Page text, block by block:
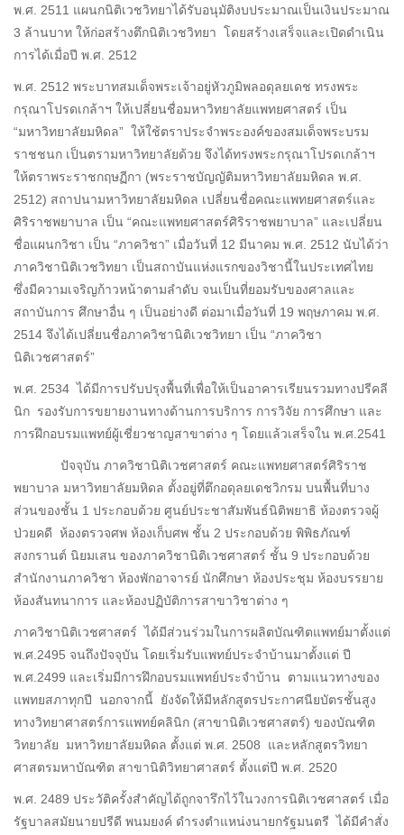
พ.ศ. 2511 แผนกนิติเวชวิทยาได้รับอนุมัติงบประมาณเป็นเงินประมาณ
3 ล้านบาท ให้ก่อสร้างตึกนิติเวชวิทยา โดยสร้างเสร็จและเปิดดำเนิน
การได้เมื่อปี พ.ศ. 2512
พ.ศ. 2512 พระบาทสมเด็จพระเจ้าอยู่หัวภูมิพลอดุลยเดช ทรงพระ
กรุณาโปรดเกล้าฯ ให้เปลี่ยนชื่อมหาวิทยาลัยแพทยศาสตร์ เป็น
“มหาวิทยาลัยมหิดล” ให้ใช้ตราประจำพระองค์ของสมเด็จพระบรม
ราชชนก เป็นตรามหาวิทยาลัยด้วย จึงได้ทรงพระกรุณาโปรดเกล้าฯ
ให้ตราพระราชกฤษฏีกา (พระราชบัญญัติมหาวิทยาลัยมหิดล พ.ศ.
2512) สถาปนามหาวิทยาลัยมหิดล เปลี่ยนชื่อคณะแพทยศาสตร์และ
ศิริราชพยาบาล เป็น “คณะแพทยศาสตร์ศิริราชพยาบาล” และเปลี่ยน
ชื่อแผนกวิชา เป็น “ภาควิชา” เมื่อวันที่ 12 มีนาคม พ.ศ. 2512 นับได้ว่า
ภาควิชานิติเวชวิทยา เป็นสถาบันแห่งแรกของวิชานี้ในประเทศไทย
ซึ่งมีความเจริญก้าวหน้าตามลำดับ จนเป็นที่ยอมรับของศาลและ
สถาบันการ ศึกษาอื่น ๆ เป็นอย่างดี ต่อมาเมื่อวันที่ 19 พฤษภาคม พ.ศ.
2514 จึงได้เปลี่ยนชื่อภาควิชานิติเวชวิทยา เป็น “ภาควิชา
นิติเวชศาสตร์”
พ.ศ. 2534 ได้มีการปรับปรุงพื้นที่เพื่อให้เป็นอาคารเรียนรวมทางปรีคลี
นิก รองรับการขยายงานทางด้านการบริการ การวิจัย การศึกษา และ
การฝึกอบรมแพทย์ผู้เชี่ยวชาญสาขาต่าง ๆ โดยแล้วเสร็จใน พ.ศ.2541
ปัจจุบัน ภาควิชานิติเวชศาสตร์ คณะแพทยศาสตร์ศิริราช
พยาบาล มหาวิทยาลัยมหิดล ตั้งอยู่ที่ตึกอดุลยเดชวิกรม บนพื้นที่บาง
ส่วนของชั้น 1 ประกอบด้วย ศูนย์ประชาสัมพันธ์นิติพยาธิ ห้องตรวจผู้
ป่วยคดี ห้องตรวจศพ ห้องเก็บศพ ชั้น 2 ประกอบด้วย พิพิธภัณฑ์
สงกรานต์ นิยมเสน ของภาควิชานิติเวชศาสตร์ ชั้น 9 ประกอบด้วย
สำนักงานภาควิชา ห้องพักอาจารย์ นักศึกษา ห้องประชุม ห้องบรรยาย
ห้องสันทนาการ และห้องปฏิบัติการสาขาวิชาต่าง ๆ
ภาควิชานิติเวชศาสตร์ ได้มีส่วนร่วมในการผลิตบัณฑิตแพทย์มาตั้งแต่
พ.ศ.2495 จนถึงปัจจุบัน โดยเริ่มรับแพทย์ประจำบ้านมาตั้งแต่ ปี
พ.ศ.2499 และเริ่มมีการฝึกอบรมแพทย์ประจำบ้าน ตามแนวทางของ
แพทยสภาทุกปี นอกจากนี้ ยังจัดให้มีหลักสูตรประกาศนียบัตรชั้นสูง
ทางวิทยาศาสตร์การแพทย์คลินิก (สาขานิติเวชศาสตร์) ของบัณฑิต
วิทยาลัย มหาวิทยาลัยมหิดล ตั้งแต่ พ.ศ. 2508 และหลักสูตรวิทยา
ศาสตรมหาบัณฑิต สาขานิติวิทยาศาสตร์ ตั้งแต่ปี พ.ศ. 2520
พ.ศ. 2489 ประวัติครั้งสำคัญได้ถูกจารึกไว้ในวงการนิติเวชศาสตร์ เมื่อ
รัฐบาลสมัยนายปรีดี พนมยงค์ ดำรงตำแหน่งนายกรัฐมนตรี ได้มีคำสั่ง